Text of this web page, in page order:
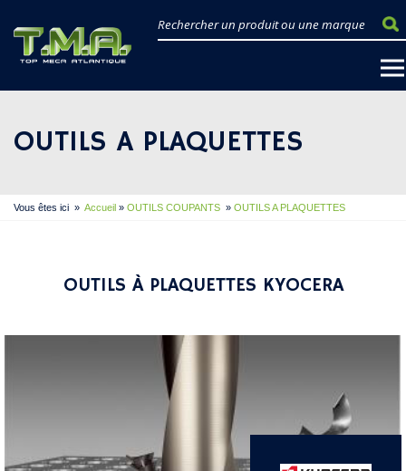
OUTILS A PLAQUETTES
Vous êtes ici » Accueil » OUTILS COUPANTS » OUTILS A PLAQUETTES
OUTILS À PLAQUETTES KYOCERA